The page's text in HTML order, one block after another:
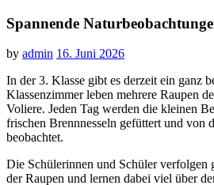
Spannende
by admin 16. Juni 2026
In der 3. Klasse gibt es derzeit ein ganz
Klassenzimmer leben mehrere Raupen
Voliere. Jeden Tag werden die kleinen
frischen Brennnesseln gefüttert und von
beobachtet.
Die Schülerinnen und Schüler verfolgen
der Raupen und lernen dabei viel über